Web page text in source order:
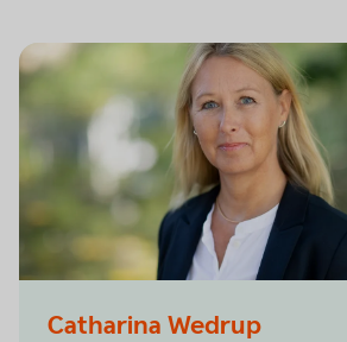
Personalporträtt, Personalfotograf,
Catharina Wedrup